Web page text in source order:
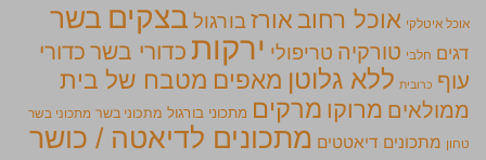
אוכל איטלקי אוכל רחוב אורזבורגול בצקים בשר
דגים חלבי טורקיה טריפולי ירקות כדורי בשר כדורי
עוף כרובית ללא גלוטן מאפים מטבח של בית
ממולאים מרוקו מרקים מתכוני בורגול מתכוני בשר מתכוני בשר
טחון מתכונים דיאטטים מתכונים לדיאטה / כושר